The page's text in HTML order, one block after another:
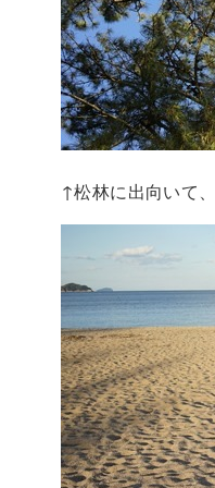
↑松林に出向いて